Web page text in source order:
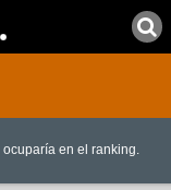
en el ranking.